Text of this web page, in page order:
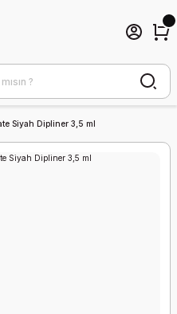
Siyah Dipliner 3,5 ml